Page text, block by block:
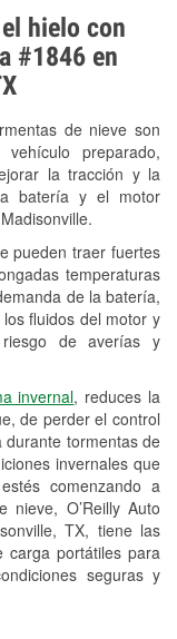
hielo con
#1846 en
de nieve son
preparado,
la tracción y la
batería y el motor
pueden traer fuertes
temperaturas
de la batería,
fluidos del motor y
de averías y
invernal, reduces la
de perder el control
tormentas de
invernales que
comenzando a
O’Reilly Auto
TX, tiene las
carga portátiles para
seguras y
faros
discos de
medida